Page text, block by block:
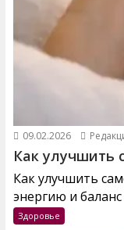
09.02.2026
Как улучшить
Как улучшить
энергию и
Здоровье